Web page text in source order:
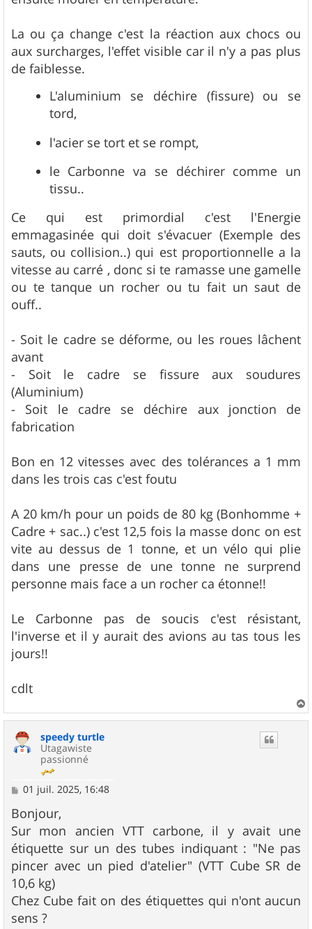
La ou ça change c'est la réaction aux chocs ou
aux surcharges, l'effet visible car il n'y a pas plus
de faiblesse.
L'aluminium se déchire (fissure) ou se
tord,
l'acier se tort et se rompt,
le Carbonne va se déchirer comme un
tissu..
Ce qui est primordial c'est l'Energie
emmagasinée qui doit s'évacuer (Exemple des
sauts, ou collision..) qui est proportionnelle a la
vitesse au carré , donc si te ramasse une gamelle
ou te tanque un rocher ou tu fait un saut de
ouff..
- Soit le cadre se déforme, ou les roues lâchent
avant
- Soit le cadre se fissure aux soudures
(Aluminium)
- Soit le cadre se déchire aux jonction de
fabrication
Bon en 12 vitesses avec des tolérances a 1 mm
dans les trois cas c'est foutu
A 20 km/h pour un poids de 80 kg (Bonhomme +
Cadre + sac..) c'est 12,5 fois la masse donc on est
vite au dessus de 1 tonne, et un vélo qui plie
dans une presse de une tonne ne surprend
personne mais face a un rocher ca étonne!!
Le Carbonne pas de soucis c'est résistant,
l'inverse et il y aurait des avions au tas tous les
jours!!
cdlt
a
speedy turtle
Utagawiste
passionné
M
s
s
a
g
e
01 juil. 2025, 16:48
Bonjour,
Sur mon ancien VTT carbone, il y avait une
étiquette sur un des tubes indiquant : "Ne pas
pincer avec un pied d'atelier" (VTT Cube SR de
10,6 kg)
Chez Cube fait on des étiquettes qui n'ont aucun
sens ?